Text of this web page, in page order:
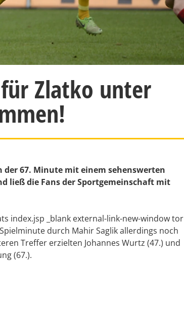
Zlatko unter
der 67. Minute mit einem sehenswerten
ließ die Fans der Sportgemeinschaft mit
index.jsp _blank external-link-new-window tor
durch Mahir Saglik allerdings noch
Treffer erzielten Johannes Wurtz (47.) und
(67.).